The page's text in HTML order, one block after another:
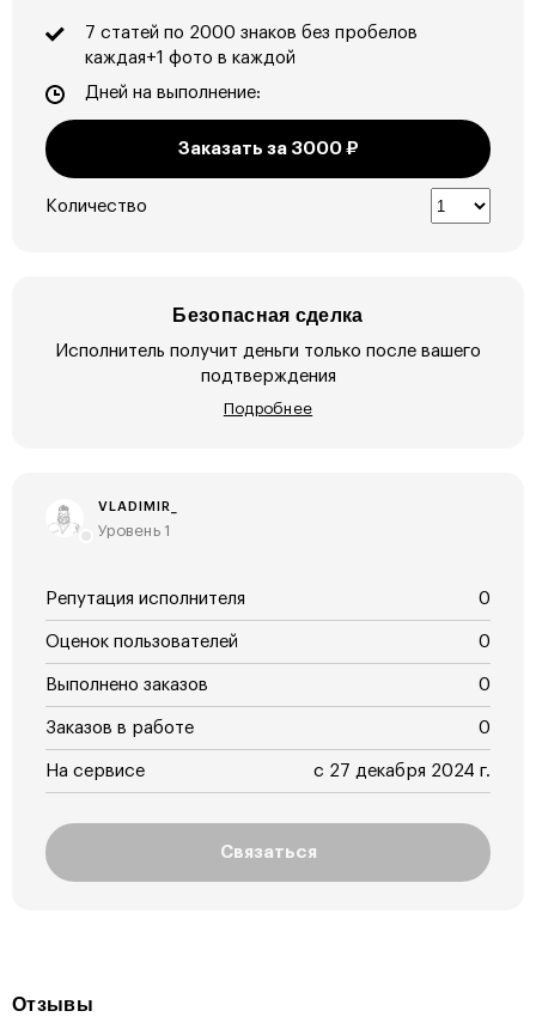
7 статей по 2000 знаков без пробелов
каждая+1 фото в каждой
Дней на выполнение:
Заказать за 3000₽
Количество
Безопасная сделка
Исполнитель получит деньги только после вашего
подтверждения
Подробнее
VLADIMIR_
Уровень 1
Репутация исполнителя 0
Оценок пользователей 0
Выполнено заказов 0
Заказов в работе 0
На сервисе с 27 декабря 2024 г.
Связаться
Отзывы